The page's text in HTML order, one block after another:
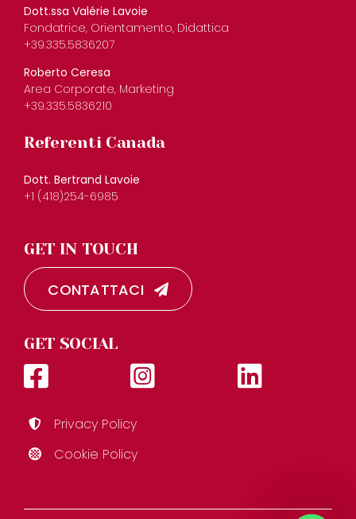
Dott.ssa Valérie Lavoie
Fondatrice, Orientamento, Didattica
+39.335.5836207
Roberto Ceresa
Area Corporate, Marketing
+39.335.5836210
Referenti Canada
Dott. Bertrand Lavoie
+1 (418)254-6985
GET IN TOUCH
CONTATTACI
GET SOCIAL
Privacy Policy
Cookie Policy